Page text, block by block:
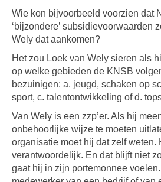
Wie kon bijvoorbeeld voorzien dat
‘bijzondere’ subsidievoorwaarden
Wely dat aankomen?
Het zou Loek van Wely sieren als
op welke gebieden de KNSB
bezuinigen: a. jeugd, schaken op
sport, c. talentontwikkeling of d.
Van Wely is een zzp’er. Als hij
onbehoorlijke wijze te moeten
organisatie moet hij dat zelf weten.
verantwoordelijk. En dat blijft niet
gaat hij in zijn portemonnee